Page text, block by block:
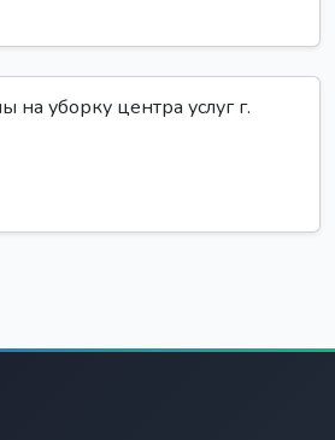
на уборку центра услуг г.